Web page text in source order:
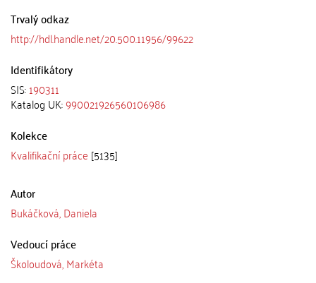
Trvalý odkaz
http://hdl.handle.net/20.500.11956/99622
Identifikátory
SIS:190311
Katalog UK:990021926560106986
Kolekce
Kvalifikační práce [5135]
Autor
Bukáčková, Daniela
Vedoucí práce
Školoudová, Markéta